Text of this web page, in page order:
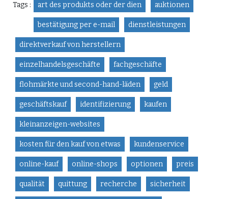
Tags : art des produkts oder der dien auktionen
bestätigung per e-mail dienstleistungen
direktverkauf von herstellern
einzelhandelsgeschäfte fachgeschäfte
flohmärkte und second-hand-läden geld
geschäftskauf identifizierung kaufen
kleinanzeigen-websites
kosten für den kauf von etwas kundenservice
online-kauf online-shops optionen preis
qualität quittung recherche sicherheit